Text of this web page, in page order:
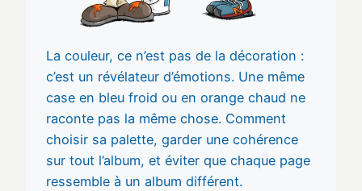
La couleur, ce n’est pas de la décoration :
c’est un révélateur d’émotions. Une même
case en bleu froid ou en orange chaud ne
raconte pas la même chose. Comment
choisir sa palette, garder une cohérence
sur tout l’album, et éviter que chaque page
ressemble à un album différent.